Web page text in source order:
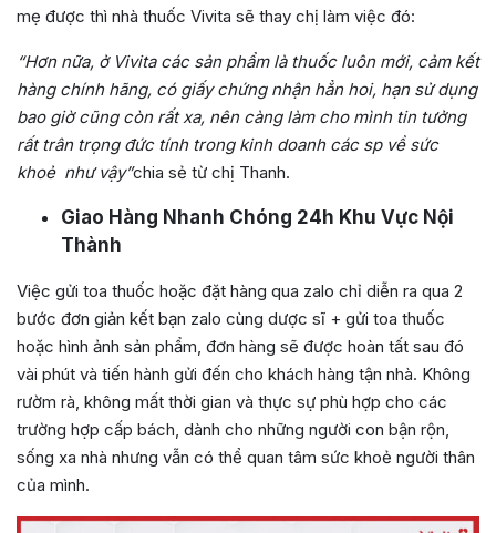
mẹ được thì nhà thuốc Vivita sẽ thay chị làm việc đó:
“Hơn nữa, ở Vivita các sản phẩm là thuốc luôn mới, cảm kết
hàng chính hãng, có giấy chứng nhận hẳn hoi, hạn sử dụng
bao giờ cũng còn rất xa, nên càng làm cho mình tin tưởng
rất trân trọng đức tính trong kinh doanh các sp về sức
khoẻ như vậy”chia sẻ từ chị Thanh.
Giao Hàng Nhanh Chóng 24h Khu Vực Nội
Thành
Việc gửi toa thuốc hoặc đặt hàng qua zalo chỉ diễn ra qua 2
bước đơn giản kết bạn zalo cùng dược sĩ + gửi toa thuốc
hoặc hình ảnh sản phẩm, đơn hàng sẽ được hoàn tất sau đó
vài phút và tiến hành gửi đến cho khách hàng tận nhà. Không
rườm rà, không mất thời gian và thực sự phù hợp cho các
trường hợp cấp bách, dành cho những người con bận rộn,
sống xa nhà nhưng vẫn có thể quan tâm sức khoẻ người thân
của mình.